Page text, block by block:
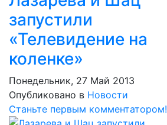
запустили
«Телевидение на
коленке»
Понедельник, 27 Май 2013
Опубликовано в Новости
Станьте первым комментатором!